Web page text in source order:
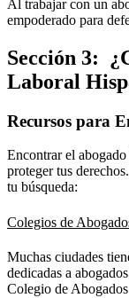
Al trabajar con un
empoderado para
Sección 3:
Laboral
Recursos para
Encontrar el
proteger tus
tu búsqueda:
Colegios de
Muchas ciudades
dedicadas a
Colegio de